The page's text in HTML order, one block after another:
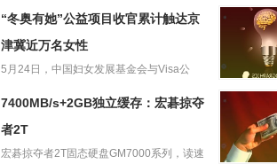
宣5月31
“冬奥有她”公益项目收官累计触达京
津冀近万名女性
5月24日，中国妇女发展基金会与Visa公
读取大脑
7400MB/s+2GB独立缓存：宏碁掠夺
者2T
宏碁掠夺者2T固态硬盘GM7000系列，读速